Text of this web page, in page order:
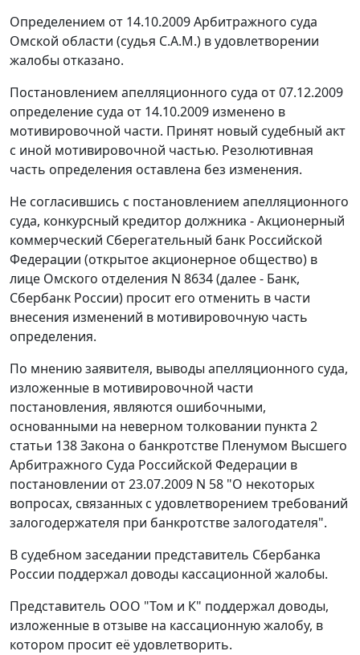
Определением от 14.10.2009 Арбитражного суда
Омской области (судья С.А.М.) в удовлетворении
жалобы отказано.
Постановлением апелляционного суда от 07.12.2009
определение суда от 14.10.2009 изменено в
мотивировочной части. Принят новый судебный акт
с иной мотивировочной частью. Резолютивная
часть определения оставлена без изменения.
Не согласившись с постановлением апелляционного
суда, конкурсный кредитор должника - Акционерный
коммерческий Сберегательный банк Российской
Федерации (открытое акционерное общество) в
лице Омского отделения N 8634 (далее - Банк,
Сбербанк России) просит его отменить в части
внесения изменений в мотивировочную часть
определения.
По мнению заявителя, выводы апелляционного суда,
изложенные в мотивировочной части
постановления, являются ошибочными,
основанными на неверном толковании пункта 2
статьи 138Закона о банкротстве Пленумом Высшего
Арбитражного Суда Российской Федерации в
постановлении от 23.07.2009 N 58 "О некоторых
вопросах, связанных с удовлетворением требований
залогодержателя при банкротстве залогодателя".
В судебном заседании представитель Сбербанка
России поддержал доводы кассационной жалобы.
Представитель ООО "Том и К" поддержал доводы,
изложенные в отзыве на кассационную жалобу, в
котором просит её удовлетворить.